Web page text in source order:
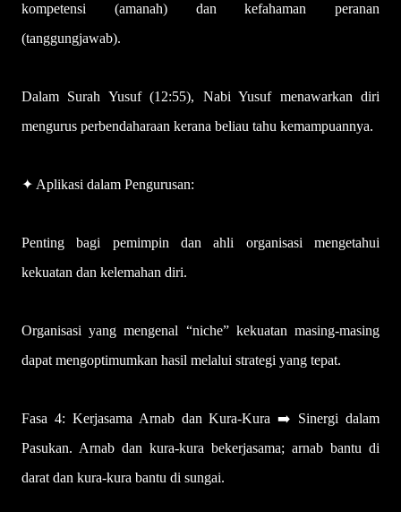
kompetensi (amanah) dan kefahaman peranan
(tanggungjawab).
Dalam Surah Yusuf (12:55), Nabi Yusuf menawarkan diri
mengurus perbendaharaan kerana beliau tahu kemampuannya.
✦ Aplikasi dalam Pengurusan:
Penting bagi pemimpin dan ahli organisasi mengetahui
kekuatan dan kelemahan diri.
Organisasi yang mengenal “niche” kekuatan masing-masing
dapat mengoptimumkan hasil melalui strategi yang tepat.
Fasa 4: Kerjasama Arnab dan Kura-Kura ➡️ Sinergi dalam
Pasukan. Arnab dan kura-kura bekerjasama; arnab bantu di
darat dan kura-kura bantu di sungai.